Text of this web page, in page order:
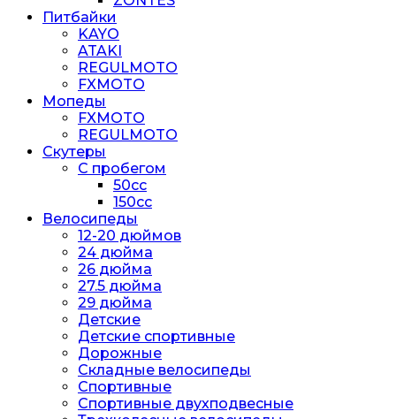
Питбайки
KAYO
ATAKI
REGULMOTO
FXMOTO
Мопеды
FXMOTO
REGULMOTO
Скутеры
С пробегом
50cc
150cc
Велосипеды
12-20 дюймов
24 дюйма
26 дюйма
27.5 дюйма
29 дюйма
Детские
Детские спортивные
Дорожные
Складные велосипеды
Спортивные
Спортивные двухподвесные